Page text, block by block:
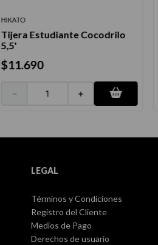
HIKATO
Tijera Estudiante Cocodrilo
5,5'
$11.690
＋
－
LEGAL
Términos y Condiciones
Registro del Cliente
Medios de Pago
Derechos de usuario